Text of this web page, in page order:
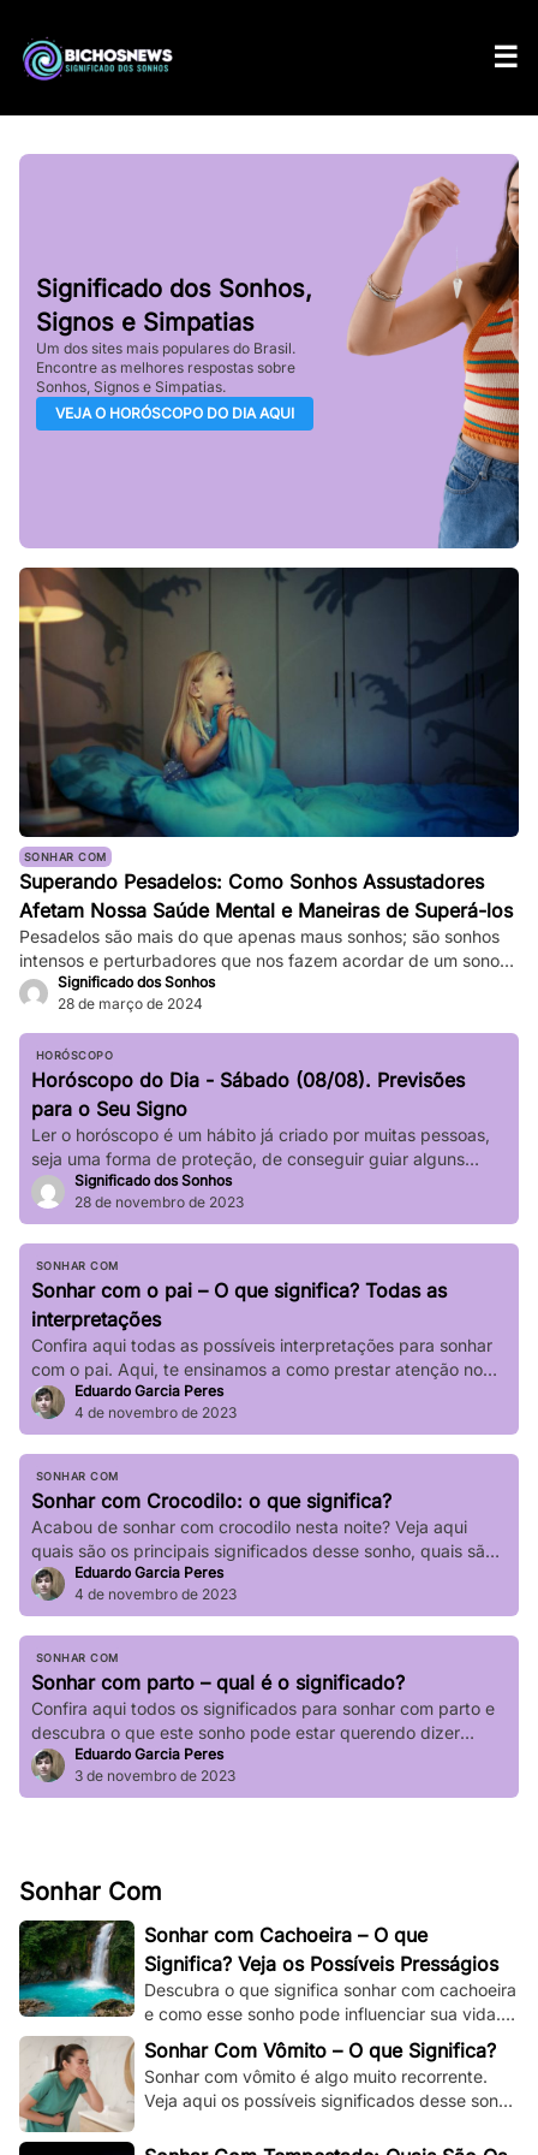
Significado dos Sonhos,
Signos e Simpatias
Um dos sites mais populares do Brasil.
Encontre as melhores respostas sobre
Sonhos, Signos e Simpatias.
VEJA O HORÓSCOPO DO DIA AQUI
SONHAR COM
Superando Pesadelos: Como Sonhos Assustadores
Afetam Nossa Saúde Mental e Maneiras de Superá-los
Pesadelos são mais do que apenas maus sonhos; são sonhos
intensos e perturbadores que nos fazem acordar de um sono
profundo. Eles podem ser tão vívidos e assustadores que
fazem nosso coração bater forte, e a sensação de medo
persiste mesmo depois de acordarmos. Enquanto pesadelos
ocasionais são comuns, ocorrências frequentes podem
impactar significativamente nossa […]
Significado dos Sonhos
28 de março de 2024
HORÓSCOPO
Horóscopo do Dia - Sábado (08/08). Previsões
para o Seu Signo
Ler o horóscopo é um hábito já criado por muitas pessoas,
seja uma forma de proteção, de conseguir guiar alguns
passos de sua vida e até mesmo de sair de determinadas
“roubadas”, não é mesmo? Quer saber o que os astros estão
prevendo para seu signo no dia de hoje? Basta verificar
Significado dos Sonhos
28 de novembro de 2023
SONHAR COM
Sonhar com o pai – O que significa? Todas as
interpretações
Confira aqui todas as possíveis interpretações para sonhar
com o pai. Aqui, te ensinamos a como prestar atenção no
seu sonho!Eduardo Garcia Peres
4 de novembro de 2023
SONHAR COM
Sonhar com Crocodilo: o que significa?
Acabou de sonhar com crocodilo nesta noite? Veja aqui
quais são os principais significados desse sonho, quais são
suas principais variações!
Eduardo Garcia Peres
4 de novembro de 2023
SONHAR COM
Sonhar com parto – qual é o significado?
Confira aqui todos os significados para sonhar com parto e
descubra o que este sonho pode estar querendo dizer
sobre a sua vida.
Eduardo Garcia Peres
3 de novembro de 2023
Sonhar Com
Sonhar com Cachoeira – O que
Significa? Veja os Possíveis Presságios
Descubra o que significa sonhar com cachoeira
e como esse sonho pode influenciar sua vida.
Explore os significados espirituais,
psicológicos!
Sonhar Com Vômito – O que Significa?
Sonhar com vômito é algo muito recorrente.
Veja aqui os possíveis significados desse sonho